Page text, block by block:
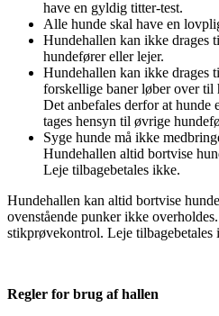
have en gyldig titter-test.
Alle hunde skal have en
Hundehallen kan ikke drages
hundefører eller lejer.
Hundehallen kan ikke drages
forskellige baner løber over til
Det anbefales derfor at hunde
tages hensyn til øvrige
Syge hunde må ikke
Hundehallen altid bortvise
Leje tilbagebetales ikke.
Hundehallen kan altid bortvise
ovenstående punker ikke
stikprøvekontrol. Leje
Regler for brug af hallen